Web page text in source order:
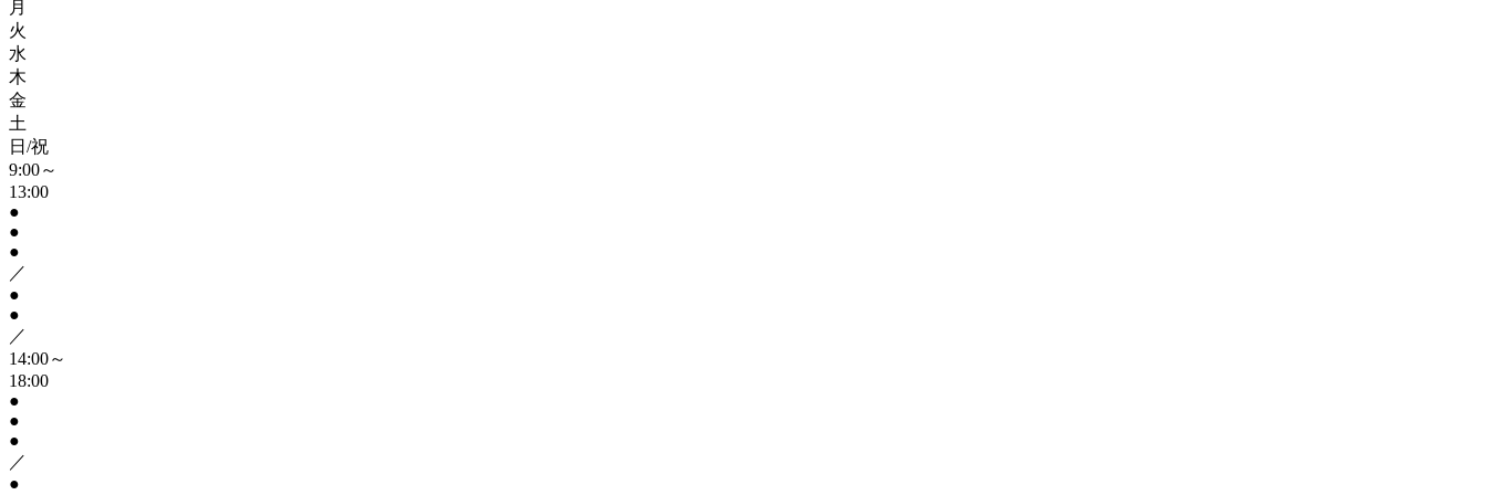
月
火
水
木
金
土
日/祝
9:00～
13:00
●
●
●
／
●
●
／
14:00～
18:00
●
●
●
／
●